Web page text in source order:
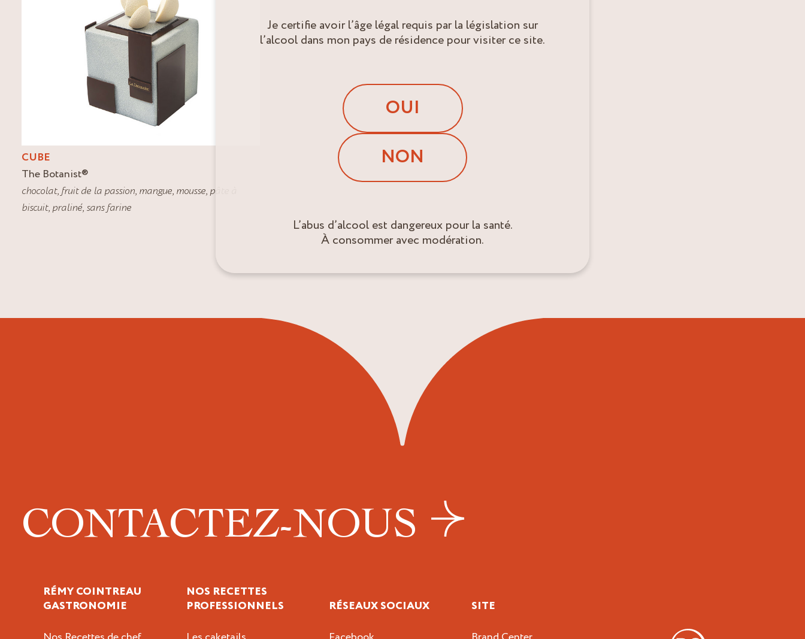
CUBE
The Botanist®
chocolat,fruit de la passion, mangue, mousse, pâte à
biscuit, praliné, sans farine
CONTACTEZ-NOUS
RÉMY COINTREAU
GASTRONOMIE
NOS RECETTES
PROFESSIONNELS
RÉSEAUX SOCIAUX SITE
Je certifie avoir l’âge légal requis par la législation sur
l’alcool dans mon pays de résidence pour visiter ce site.
OUI
NON
L’abus d’alcool est dangereux pour la santé.
À consommer avec modération.